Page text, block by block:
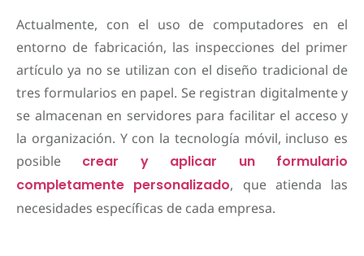
Actualmente, con el uso de computadores en el
entorno de fabricación, las inspecciones del primer
artículo ya no se utilizan con el diseño tradicional de
tres formularios en papel. Se registran digitalmente y
se almacenan en servidores para facilitar el acceso y
la organización. Y con la tecnología móvil, incluso es
posible crear y aplicar un formulario
completamente personalizado, que atienda las
necesidades específicas de cada empresa.